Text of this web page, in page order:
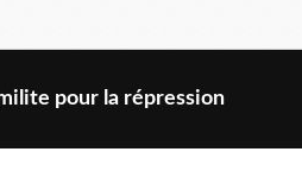
pour la répression